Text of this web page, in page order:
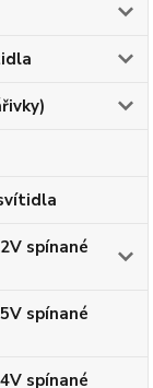
spínané
spínané
spínané